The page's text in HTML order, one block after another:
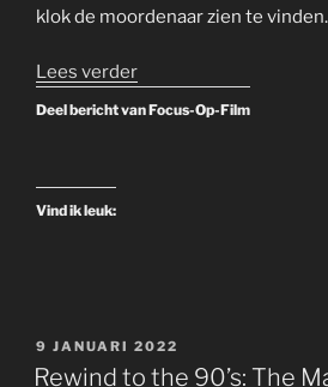
klok de moordenaar zien te vinden.
Lees verder“Rewind
to
Deel bericht van Focus-Op-Film
Vind ik leuk:
GEPLAATST
OP
9 JANUARI 2022
Rewind to the 90’s: The